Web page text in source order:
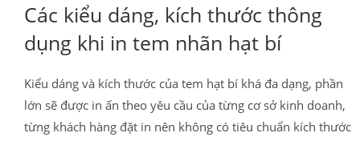
Các kiểu dáng, kích thước thông
dụng khi in tem nhãn hạt bí
Kiểu dáng và kích thước của tem hạt bí khá đa dạng, phần
lớn sẽ được in ấn theo yêu cầu của từng cơ sở kinh doanh,
từng khách hàng đặt in nên không có tiêu chuẩn kích thước